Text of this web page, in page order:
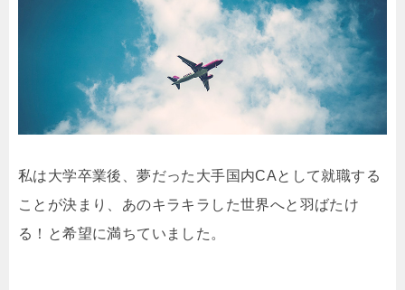
私は大学卒業後、夢だった大手国内CAとして就職する
ことが決まり、あのキラキラした世界へと羽ばたけ
る！と希望に満ちていました。